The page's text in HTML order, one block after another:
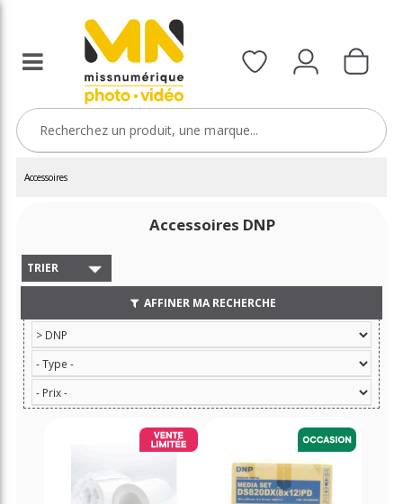
Accessoires
Accessoires DNP
TRIER
AFFINER MA RECHERCHE